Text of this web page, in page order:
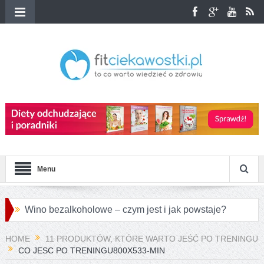
Menu
Wino bezalkoholowe – czym jest i jak powstaje?
Przepisy na różnorodne pierogi azjatyckie
Jakie są największe różnice między konopiami a
HOME
11 PRODUKTÓW, KTÓRE WARTO JEŚĆ PO TRENINGU
CO JESC PO TRENINGU800X533-MIN